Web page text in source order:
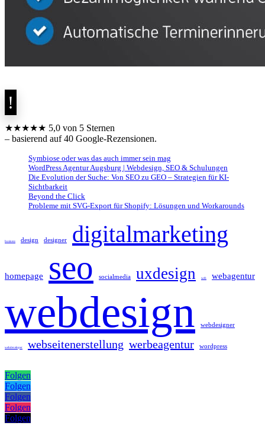
★★★★★ 5,0 von 5 Sternen
– basierend auf 40 Google-Rezensionen.
Symbiose oder was das auch immer sein mag
WordPress Agentur Augsburg | Webdesign, SEO & Schulungen
Die Evolution der Suche: Von SEO zu GEO – Strategien für KI-
Sichtbarkeit
Beyond the Click
Probleme mit SVG-Export für Shopify: Lösungen und Workarounds
business design designer digitalmarketing
homepage seo socialmedia uxdesign web webagentur
webdesign webdesigner
webdeveloper webseitenerstellung werbeagentur wordpress
Folgen
Folgen
Folgen
Folgen
Folgen